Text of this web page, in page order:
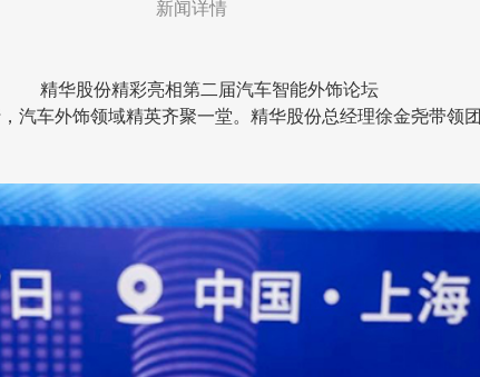
新闻详情
精华股份精彩亮相第二届汽车智能外饰论坛
汽车外饰领域精英齐聚一堂。精华股份总经理徐金尧带领